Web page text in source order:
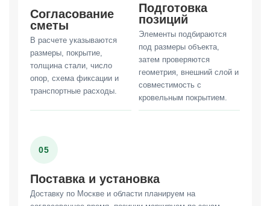
Согласование
сметы
В расчете указываются
размеры, покрытие,
толщина стали, число
опор, схема фиксации и
транспортные расходы.
Подготовка
позиций
Элементы подбираются
под размеры объекта,
затем проверяются
геометрия, внешний слой и
совместимость с
кровельным покрытием.
05
Поставка и установка
Доставку по Москве и области планируем на